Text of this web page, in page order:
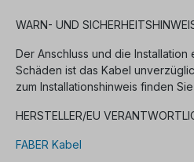
WARN- UND
Der Anschluss und die
Schäden ist das Kabel
zum Installationshinweis finden
HERSTELLER/EU
FABER Kabel